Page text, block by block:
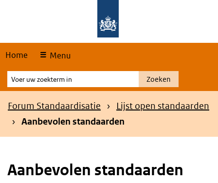
Home Menu
Voer
uw
zoekterm
Zoeken
Kruimelpad
Forum Standaardisatie
Lijst open standaarden
Aanbevolen standaarden
Aanbevolen standaarden